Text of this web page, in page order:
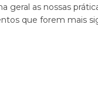
geral as nossas
que forem mais